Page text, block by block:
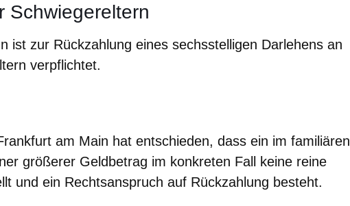
Schwiegereltern
ist zur Rückzahlung eines sechsstelligen Darlehens an
verpflichtet.
am Main hat entschieden, dass ein im familiären
größerer Geldbetrag im konkreten Fall keine reine
und ein Rechtsanspruch auf Rückzahlung besteht.